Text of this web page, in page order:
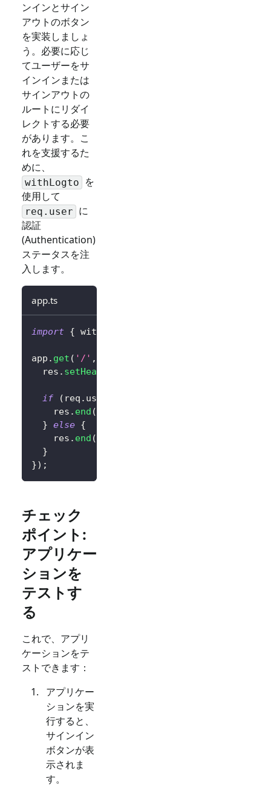
ンインとサイン
アウトのボタン
を実装しましょ
う。必要に応じ
てユーザーをサ
インインまたは
サインアウトの
ルートにリダイ
レクトする必要
があります。こ
れを支援するた
めに、
withLogto
を
使用して
req.user に
認証
(Authentication)
ステータスを注
入します。
app.ts
import { withLogto
app . get ( '/' ,
  res
. setHeader
if ( req . user
    res
. end (
} else {
    res
. end (
}
}) ;
チェック
ポイント:
アプリケー
ションを
テストす
る
これで、アプリ
ケーションをテ
ストできます：
アプリケー
ションを実
行すると、
サインイン
ボタンが表
示されま
す。